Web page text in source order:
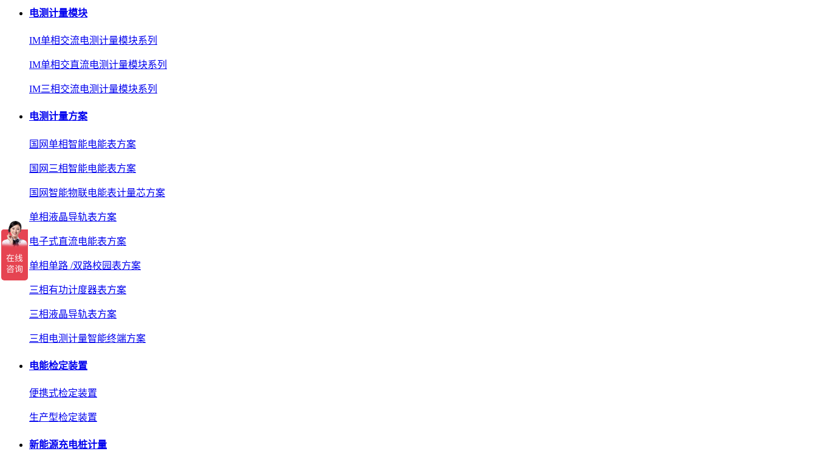
电测计量模块
IM单相交流电测计量模块系列
IM单相交直流电测计量模块系列
IM三相交流电测计量模块系列
电测计量方案
国网单相智能电能表方案
国网三相智能电能表方案
国网智能物联电能表计量芯方案
单相液晶导轨表方案
电子式直流电能表方案
单相单路 /双路校园表方案
三相有功计度器表方案
三相液晶导轨表方案
三相电测计量智能终端方案
电能检定装置
便携式检定装置
生产型检定装置
新能源充电桩计量